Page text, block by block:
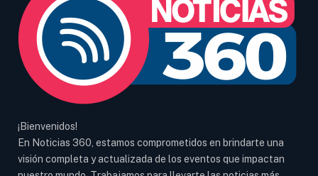
¡Bienvenidos!
En Noticias 360, estamos comprometidos en brindarte una
visión completa y actualizada de los eventos que impactan